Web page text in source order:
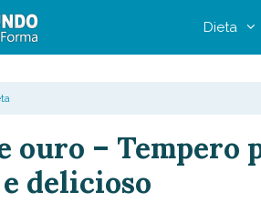
Dieta
ouro – Tempero
delicioso